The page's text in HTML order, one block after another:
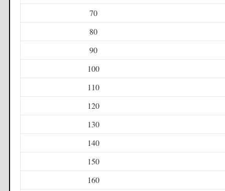
70
80
90
100
110
120
130
140
150
160